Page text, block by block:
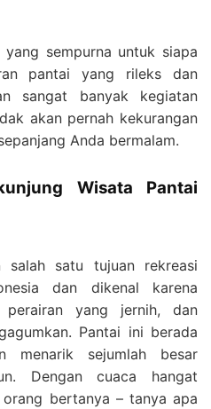
sempurna untuk siapa
pantai yang rileks dan
sangat banyak kegiatan
akan pernah kekurangan
Anda bermalam.
Wisata Pantai
salah satu tujuan rekreasi
dan dikenal karena
yang jernih, dan
Pantai ini berada
menarik sejumlah besar
Dengan cuaca hangat
bertanya – tanya apa